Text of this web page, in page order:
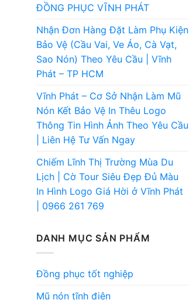
ĐỒNG PHỤC VĨNH PHÁT
Nhận Đơn Hàng Đặt Làm Phụ Kiện
Bảo Vệ (Cầu Vai, Ve Áo, Cà Vạt,
Sao Nón) Theo Yêu Cầu | Vĩnh
Phát – TP HCM
Vĩnh Phát – Cơ Sở Nhận Làm Mũ
Nón Kết Bảo Vệ In Thêu Logo
Thông Tin Hình Ảnh Theo Yêu Cầu
| Liên Hệ Tư Vấn Ngay
Chiếm Lĩnh Thị Trường Mùa Du
Lịch | Cờ Tour Siêu Đẹp Đủ Màu
In Hình Logo Giá Hời ở Vĩnh Phát
| 0966 261 769
DANH MỤC SẢN PHẨM
Đồng phục tốt nghiệp
Mũ nón tĩnh điện